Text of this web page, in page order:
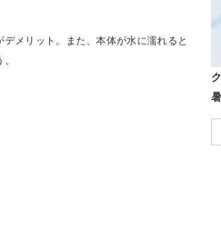
メリット。また、本体が水に濡れると